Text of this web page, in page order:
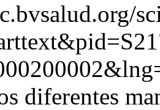
diferentes